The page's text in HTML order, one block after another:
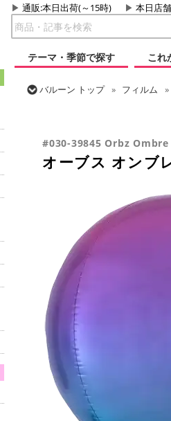
通販:本日出荷(～15時) 本日店
テーマ・季節で探す
これ
バルーン トップ フィルム
#030-39845 Orbz
オーブス オンブ